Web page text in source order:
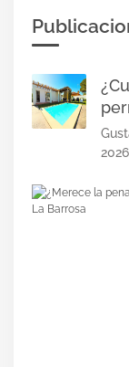
2026